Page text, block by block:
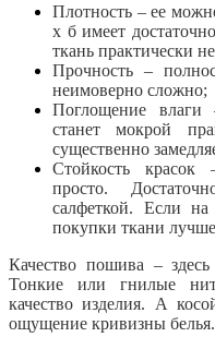
Плотность – ее
х б имеет
ткань практически
Прочность –
неимоверно сложно;
Поглощение влаги
станет мокрой
существенно
Стойкость красок
просто.
салфеткой. Если
покупки ткани лучше
Качество пошива –
Тонкие или гнилые
качество изделия. А
ощущение кривизны белья.